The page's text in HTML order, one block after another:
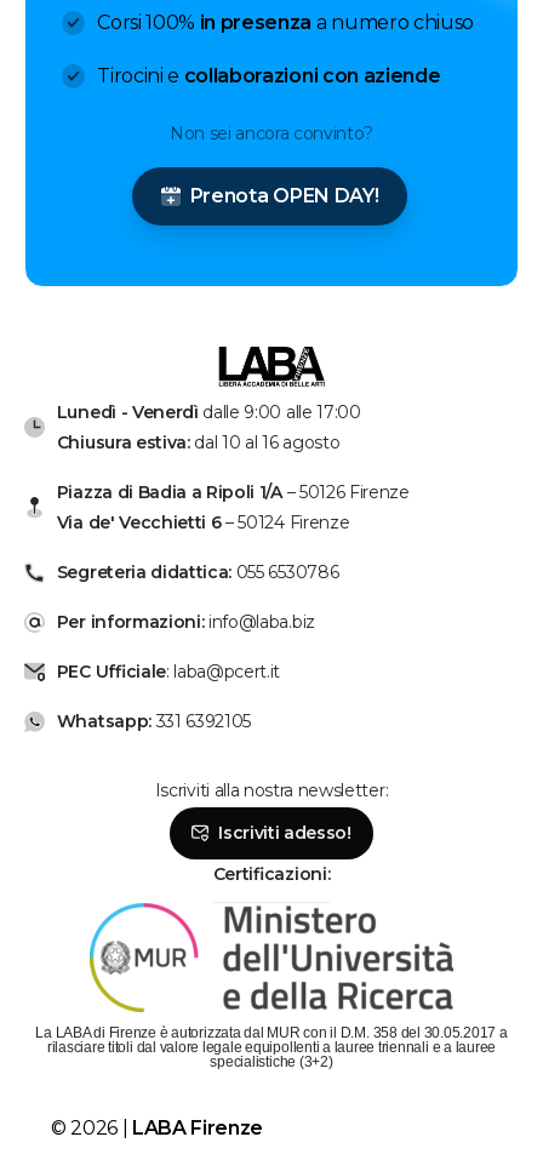
Corsi 100% in presenza a numero chiuso
Tirocini e collaborazioni con aziende
Non sei ancora convinto?
Prenota OPEN DAY!
Lunedì - Venerdì dalle 9:00 alle 17:00
Chiusura estiva:dal 10 al 16 agosto
Piazza di Badia a Ripoli 1/A – 50126 Firenze
Via de' Vecchietti 6 – 50124 Firenze
Segreteria didattica: 055 6530786
Per informazioni:info@laba.biz
PEC Ufficiale: laba@pcert.it
Whatsapp:331 6392105
Iscriviti alla nostra newsletter:
Iscriviti adesso!
Certificazioni:
La LABA di Firenze è autorizzata dal MUR con il D.M. 358 del 30.05.2017 a
rilasciare titoli dal valore legale equipollenti a lauree triennali e a lauree
specialistiche (3+2)
© 2026 | LABA Firenze
Se hai bisogno, chiamaci!
Lunedì - Venerdì: dalle 9 alle 19
Sabato: dalle 9 alle 14
Parla con la segreteria
Contattaci su Whatsapp!
Il metodo più veloce per metterti in contatto con
LABA è scriverci su Whatsapp!